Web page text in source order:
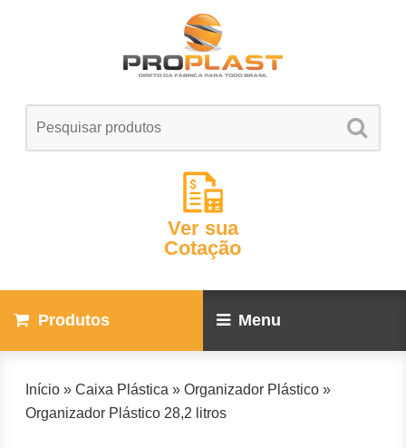
Ver sua
Cotação
Produtos Menu
Início »Caixa Plástica »Organizador Plástico »
Organizador Plástico 28,2 litros